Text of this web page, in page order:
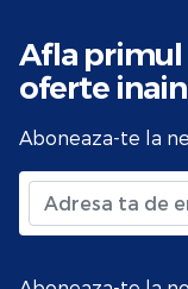
Afla primul
oferte
Aboneaza-te la